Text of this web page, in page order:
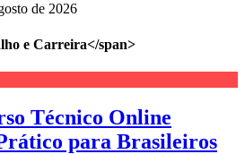
de 2026
e Carreira</span>
Técnico Online
para Brasileiros